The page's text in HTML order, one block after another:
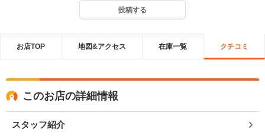
投稿する
お店TOP 地図&アクセス 在庫一覧 クチコミ
このお店の詳細情報
スタッフ紹介